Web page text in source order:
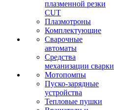
плазменной резки
CUT
Плазмотроны
Комплектующие
Сварочные
автоматы
Средства
механизации сварки
Мотопомпы
Пуско-зарядные
устройства
Тепловые пушки